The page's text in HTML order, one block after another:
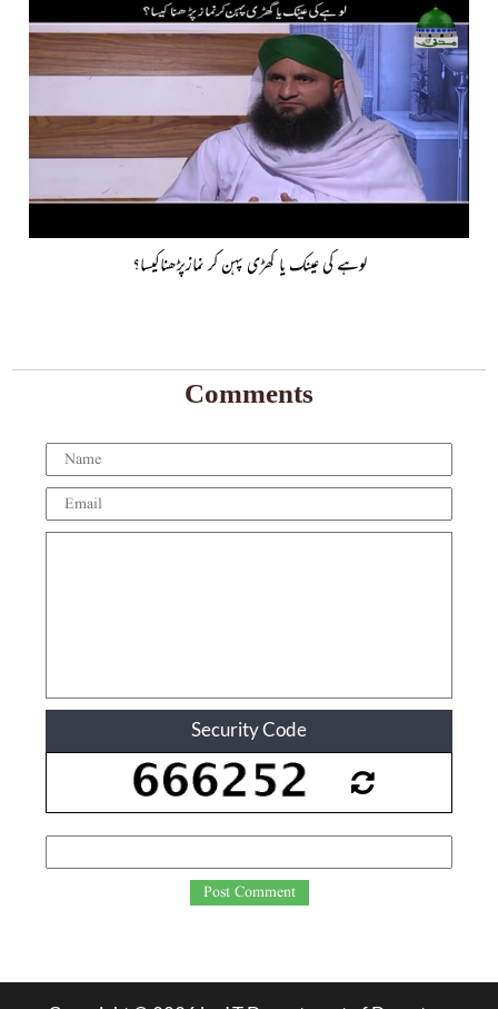
لوہے کی عینک یا گھڑی پہن کر نمازپڑھناکیسا؟
Comments
Security Code
Post Comment